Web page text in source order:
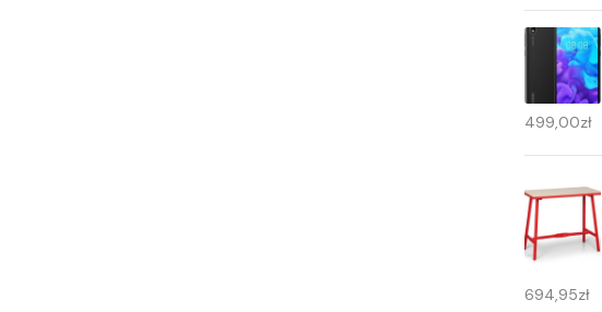
499,00zł
694,95zł